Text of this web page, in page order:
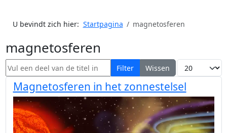
U bevindt zich hier: Startpagina magnetosferen
magnetosferen
Vul een deel van de titel in Filter Wissen Toon #
Magnetosferen in het zonnestelsel